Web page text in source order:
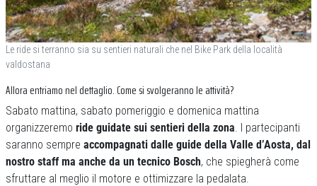
Le ride si terranno sia su sentieri naturali che nel Bike Park della località
valdostana
Allora entriamo nel dettaglio. Come si svolgeranno le attività?
Sabato mattina, sabato pomeriggio e domenica mattina
organizzeremo ride guidate sui sentieri della zona. I partecipanti
saranno sempre accompagnati dalle guide della Valle d’Aosta, dal
nostro staff ma anche da un tecnico Bosch, che spiegherà come
sfruttare al meglio il motore e ottimizzare la pedalata.